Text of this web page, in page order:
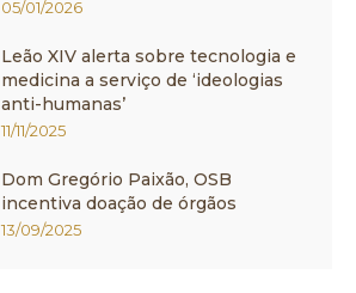
05/01/2026
Leão XIV alerta sobre tecnologia e
medicina a serviço de ‘ideologias
anti-humanas’
11/11/2025
Dom Gregório Paixão, OSB
incentiva doação de órgãos
13/09/2025